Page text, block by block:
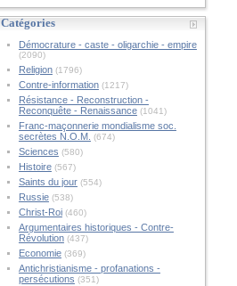
Catégories
Démocrature - caste - oligarchie - empire
(2090)
Religion(1796)
Contre-information(1217)
Résistance - Reconstruction -
Reconquête - Renaissance(1041)
Franc-maçonnerie mondialisme soc.
secrètes N.O.M. (674)
Sciences (580)
Histoire(567)
Saints du jour(554)
Russie(538)
Christ-Roi(460)
Argumentaires historiques - Contre-
Révolution(437)
Economie(369)
Antichristianisme - profanations -
persécutions (351)